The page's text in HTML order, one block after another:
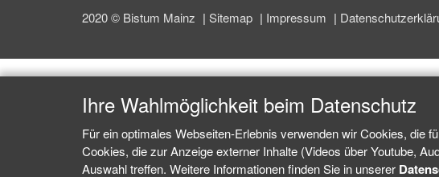
2020 © Bistum Mainz Sitemap Impressum
Ihre Wahlmöglichkeit beim Datenschutz
Für ein optimales Webseiten-Erlebnis verwenden wir Cookies, die
Cookies, die zur Anzeige externer Inhalte (Videos über Youtube,
Auswahl treffen. Weitere Informationen finden Sie in unserer